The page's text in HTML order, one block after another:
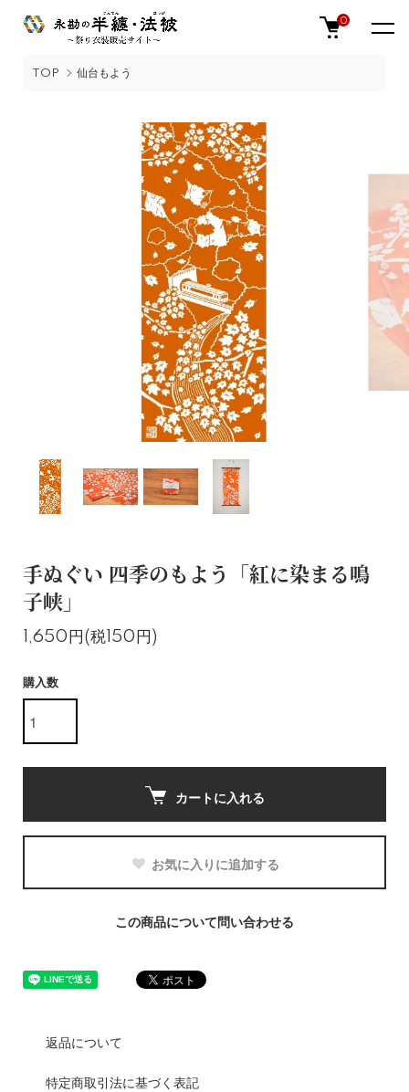
0
TOP 仙台もよう
手ぬぐい 四季のもよう「紅に染まる鳴
子峡」
1,650円(税150円)
購入数
カートに入れる
お気に入りに追加する
この商品について問い合わせる
返品について
特定商取引法に基づく表記